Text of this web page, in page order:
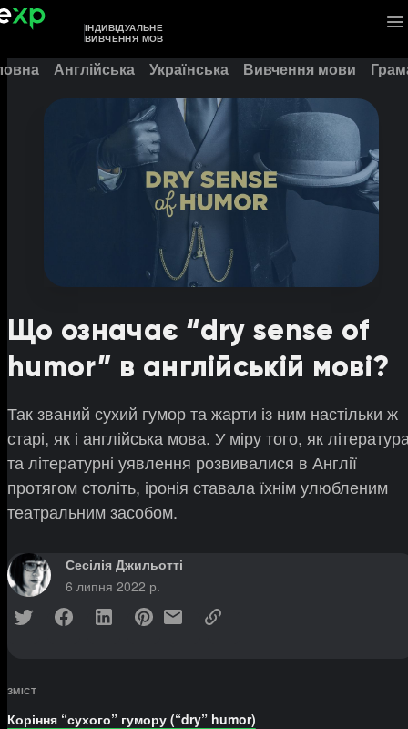
ІНДИВІДУАЛЬНЕ
ВИВЧЕННЯ МОВ
Англійська Українська Вивчення мови
Що означає “dry sense of
humor” в англійській мові?
Так званий сухий гумор та жарти із ним настільки ж
старі, як і англійська мова. У міру того, як
та літературні уявлення розвивалися в Англії
протягом століть, іронія ставала їхнім улюбленим
театральним засобом.
Сесілія Джильотті
6 липня 2022 р.
ЗМІСТ
Коріння “сухого” гумору (“dry” humor)